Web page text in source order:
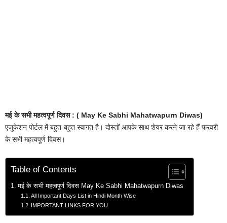
मई के सभी महत्वपूर्ण दिवस : ( May Ke Sabhi Mahatwapurn Diwas)
एजुकेशन पोर्टल में बहुत-बहुत स्वागत है। दोस्तों आपके साथ शेयर करने जा रहे हैं फरवरी
के सभी महत्वपूर्ण दिवस।
Table of Contents
मई के सभी महत्वपूर्ण दिवस May Ke Sabhi Mahatwapurn Diwas
All Important Days List in Hindi Month Wise
IMPORTANT LINKS FOR YOU